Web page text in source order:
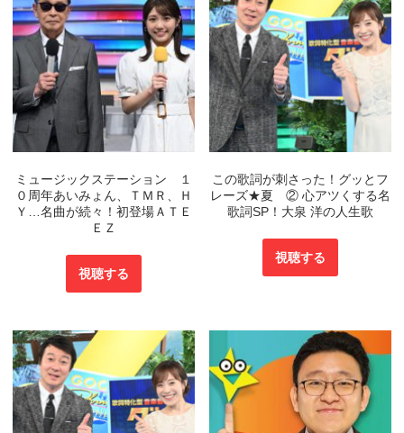
ミュージックステーション １
０周年あいみょん、ＴＭＲ、Ｈ
Ｙ…名曲が続々！初登場ＡＴＥ
ＥＺ
視聴する
この歌詞が刺さった！グッとフ
レーズ★夏 ② 心アツくする名
歌詞SP！大泉 洋の人生歌
視聴する